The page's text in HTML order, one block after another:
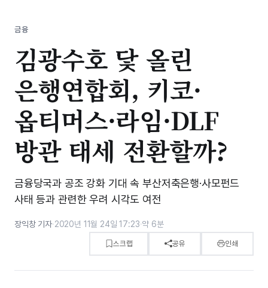
금융
김광수호 닻 올린
은행연합회, 키코·
옵티머스·라임·DLF
방관 태세 전환할까?
금융당국과 공조 강화 기대 속 부산저축은행·사모펀드
사태 등과 관련한 우려 시각도 여전
장익창 기자·2020년 11월 24일 17:23·약 6분
스크랩 공유 인쇄